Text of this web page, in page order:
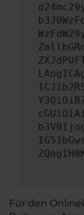
Für den